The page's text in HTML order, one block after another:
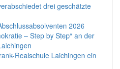
drei geschätzte
2026
– Step by Step“ an der
Realschule Laichingen ein